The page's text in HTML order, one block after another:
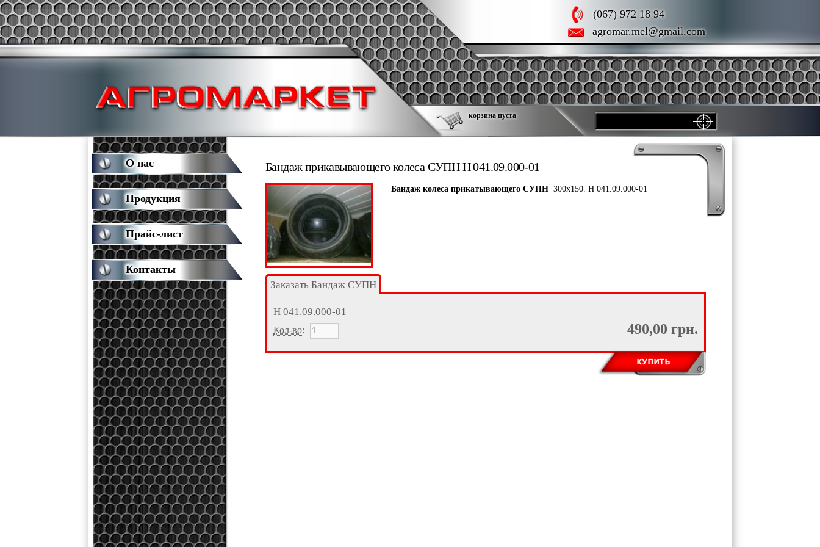
(067) 972 18 94
agromar.mel@gmail.com
корзина пуста
Бандаж прикавывающего колеса СУПН Н 041.09.000-01
Бандаж колеса прикатывающего СУПН 300х150. Н 041.09.000-01
Заказать Бандаж СУПН
Н 041.09.000-01
490,00 грн.
Кол-во:
О нас
Продукция
Прайс-лист
Контакты